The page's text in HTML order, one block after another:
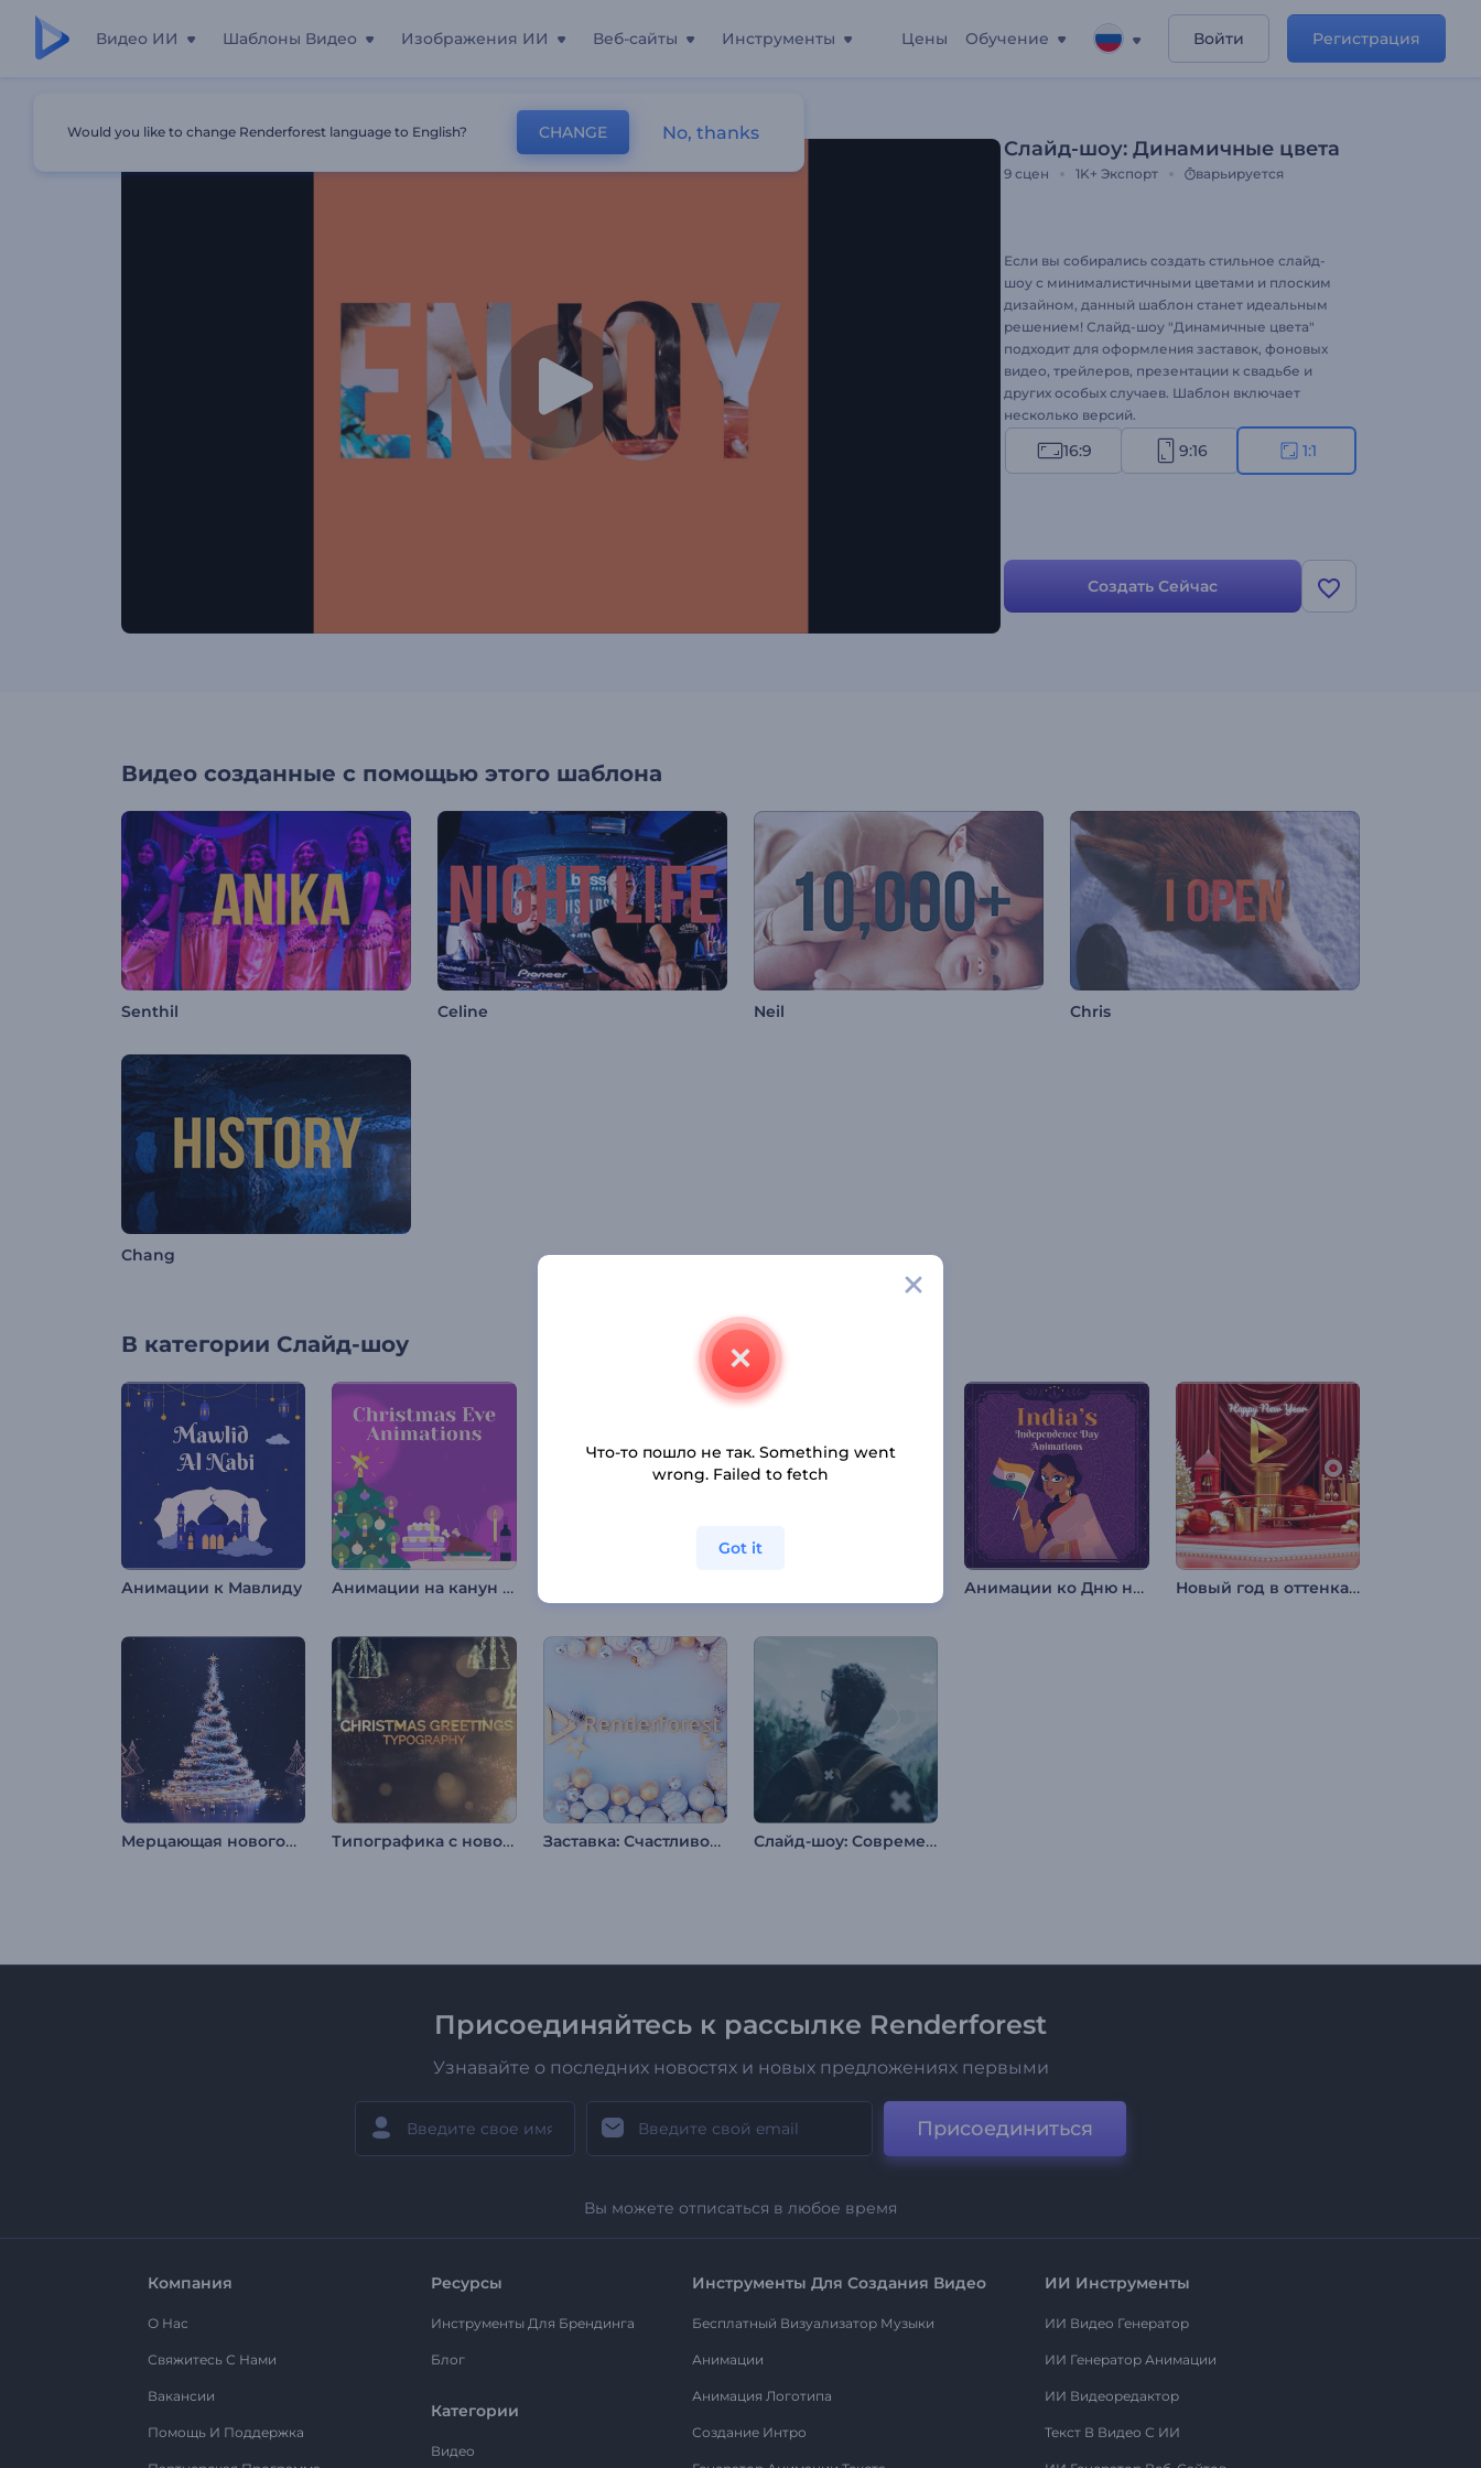
Видео ИИ Шаблоны Видео Изображения ИИ Веб-сайты Инструменты Цены Обучение Войти Регистрация
Слайд-шоу: Динамичные цвета
9 сцен 1K+ Экспорт варьируется
Если вы собирались создать стильное слайд-
шоу с минималистичными цветами и плоским
дизайном, данный шаблон станет идеальным
решением! Слайд-шоу "Динамичные цвета"
подходит для оформления заставок, фоновых
видео, трейлеров, презентации к свадьбе и
других особых случаев. Шаблон включает
несколько версий.
16:9 9:16 1:1
Создать Сейчас
Видео созданные с помощью этого шаблона
Senthil Celine Neil Chris
Chang
В категории Слайд-шоу
Анимации к Мавлиду Анимации на канун Рождества Анимации ко Дню независимости Индии Новый год в оттенках красного
Мерцающая новогодняя елка Типографика с новогодними поздравлениями Заставка: Счастливое Рождество Слайд-шоу: Современный параллакс
Присоединяйтесь к рассылке Renderforest
Узнавайте о последних новостях и новых предложениях первыми
Присоединиться
Вы можете отписаться в любое время
Компания
О Нас
Свяжитесь С Нами
Вакансии
Помощь И Поддержка
Ресурсы
Инструменты Для Брендинга
Блог
Категории
Видео
Инструменты Для Создания Видео
Бесплатный Визуализатор Музыки
Анимации
Анимация Логотипа
Создание Интро
ИИ Инструменты
ИИ Видео Генератор
ИИ Генератор Анимации
ИИ Видеоредактор
Текст В Видео С ИИ
Would you like to change Renderforest language to English? CHANGE No, thanks
Что-то пошло не так. Something went
wrong. Failed to fetch
Got it